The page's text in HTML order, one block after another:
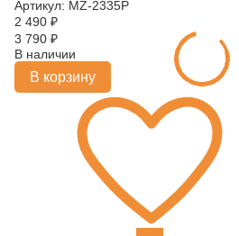
Артикул: MZ-2335P
2 490 ₽
3 790 ₽
В наличии
В корзину